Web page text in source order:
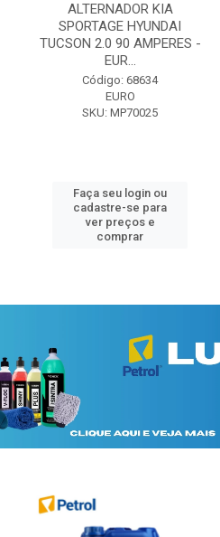
ALTERNADOR KIA
SPORTAGE HYUNDAI
TUCSON 2.0 90 AMPERES -
EUR...
Código: 68634
EURO
SKU: MP70025
Faça seu login ou
cadastre-se para
ver preços e
comprar